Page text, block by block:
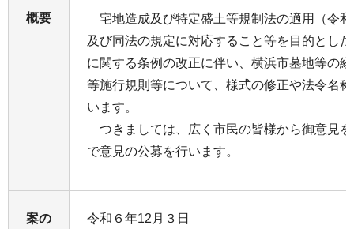
概要
宅地造成及び特定盛土等規制法の適用（令
及び同法の規定に対応すること等を目的とし
に関する条例の改正に伴い、横浜市墓地等の
等施行規則等について、様式の修正や法令名
います。
つきましては、広く市民の皆様から御意見
で意見の公募を行います。
案の
令和６年12月３日